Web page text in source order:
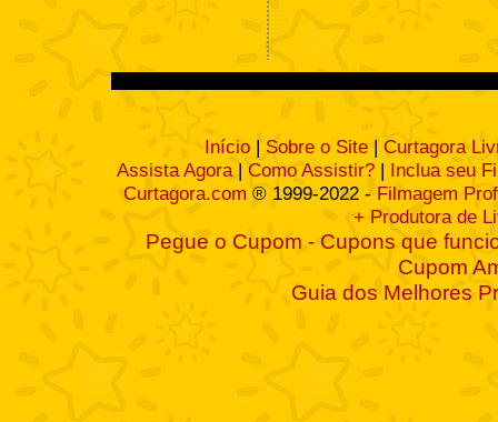
Início | Sobre o Site | Curtagora
Assista Agora| Como Assistir? | Inclua seu
Curtagora.com ® 1999-2022 - Filmagem
+ Produtora de
Pegue o Cupom - Cupons que
Cupom
Guia dos Melhores